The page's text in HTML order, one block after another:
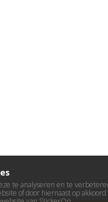
te analyseren en te
of door hiernaast op